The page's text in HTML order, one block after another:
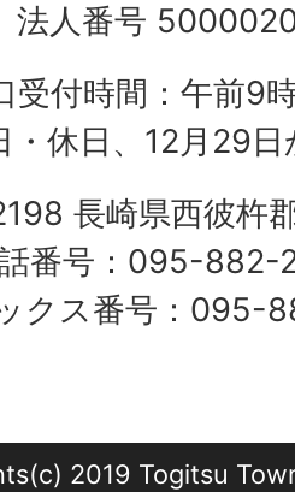
法人番号
受付時間：午前9
・休日、12月29
長崎県西彼杵
番号：095-
クス番号：095-
2019 Togitsu